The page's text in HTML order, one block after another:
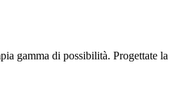
gamma di possibilità. Progettate la